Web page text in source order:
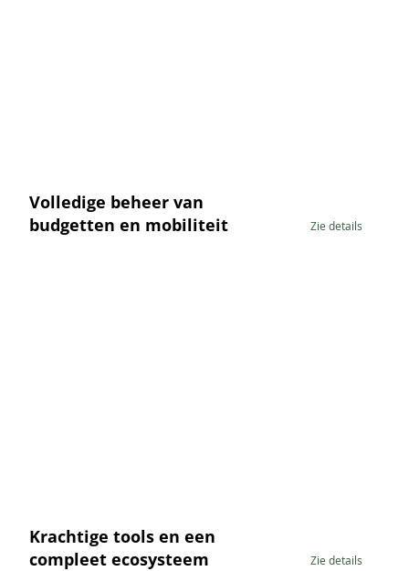
Volledige beheer van
budgetten en mobiliteit
Zie details
Krachtige tools en een
compleet ecosysteem
Zie details